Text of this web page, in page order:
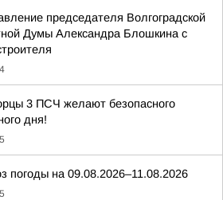
председателя Волгоградской
Думы Александра Блошкина с
3 ПСЧ желают безопасного
дня!
погоды на 09.08.2026–11.08.2026